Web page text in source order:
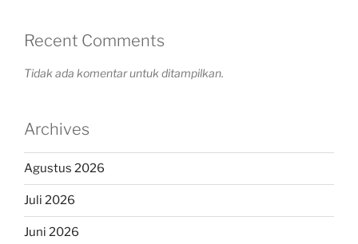
Recent Comments
Tidak ada komentar untuk ditampilkan.
Archives
Agustus 2026
Juli 2026
Juni 2026